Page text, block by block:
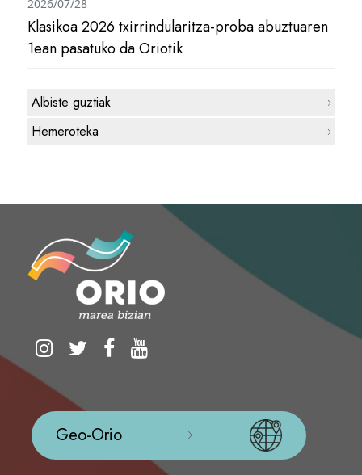
Klasikoa 2026 txirrindularitza-proba abuztuaren
1ean pasatuko da Oriotik
2026/07/28
Albiste guztiak
Hemeroteka
Geo-Orio